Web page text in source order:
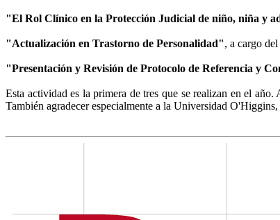
"El Rol Clínico en la Protección Judicial de niño, niña y
"Actualización en Trastorno de Personalidad", a cargo
"Presentación y Revisión de Protocolo de Referencia y
Esta actividad es la primera de tres que se realizan en el
También agradecer especialmente a la Universidad